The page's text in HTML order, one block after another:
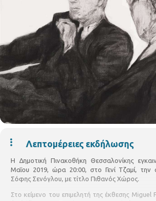
Λεπτομέρειες εκδήλωσης
Η Δημοτική Πινακοθήκη Θεσσαλονίκης
Μαΐου 2019, ώρα 20:00, στο Γενί Tζαμί, την
Σόφης Σενόγλου, με τίτλο Πιθανός Χώρος.
Στο κείμενο του επιμελητή της έκθεσης